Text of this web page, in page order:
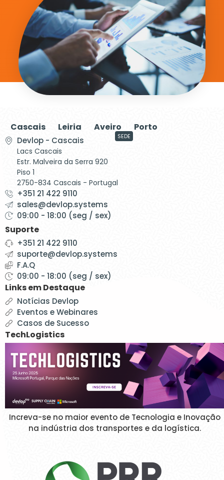
Cascais Leiria Aveiro Porto
Devlop - Cascais
Lacs Cascais
Estr. Malveira da Serra 920
Piso 1
2750-834 Cascais - Portugal
SEDE
+351 21 422 9110
sales@devlop.systems
09:00 - 18:00 (seg / sex)
Suporte
+351 21 422 9110
suporte@devlop.systems
F.A.Q
09:00 - 18:00 (seg / sex)
Links em Destaque
Notícias Devlop
Eventos e Webinares
Casos de Sucesso
TechLogistics
Increva-se no maior evento de Tecnologia e Inovação
na indústria dos transportes e da logística.